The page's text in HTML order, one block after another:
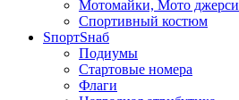
Мотомайки, Мото джерси
Спортивный костюм
SпортSнаб
Подиумы
Стартовые номера
Флаги